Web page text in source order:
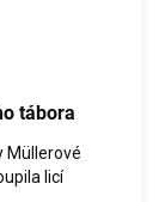
tábora
Müllerové
licí